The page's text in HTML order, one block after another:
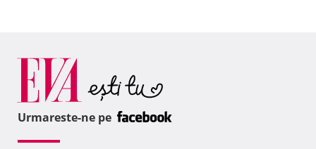
Urmareste-ne pe